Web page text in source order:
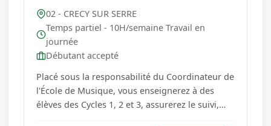
02 - CRECY SUR SERRE
Temps partiel - 10H/semaine Travail en
journée
Débutant accepté
Placé sous la responsabilité du Coordinateur de
l'École de Musique, vous enseignerez à des
élèves des Cycles 1, 2 et 3, assurerez le suivi,